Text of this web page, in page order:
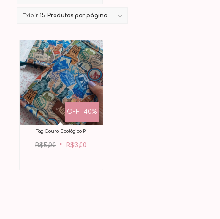
Exibir 15 Produtos por página
Tag Couro Ecológico P
R$5,00 preço
original
era:
R$5,00.
R$3,00
OFF -40%